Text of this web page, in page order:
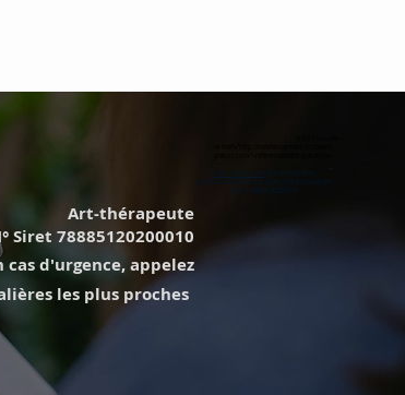
Art-thérapeute
Siret 78885120200010
cas d'urgence, appelez
les plus proches
sylvie-78885120200010/